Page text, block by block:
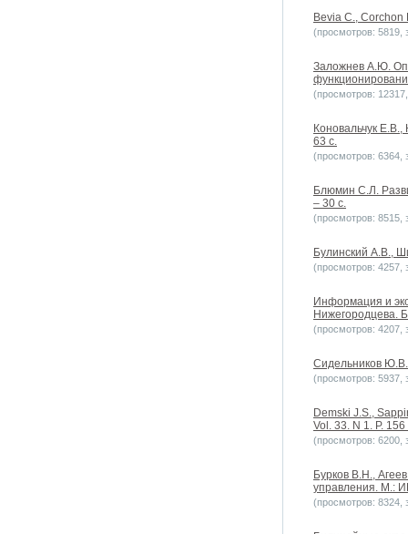
Bevia C.,
(просмотров: 5819,
Заложнев А.Ю.
(просмотров:
Коновальчук
63 с.
(просмотров: 6364,
Блюмин С.Л.
– 30 с.
(просмотров: 8515,
Булинский А.В.,
(просмотров: 4257,
Информация и
Нижегородцева.
(просмотров: 4207,
Сидельников
(просмотров: 5937,
Demski J.S.,
Vol. 33. N 1. P.
(просмотров: 6200,
Бурков В.Н.,
управления. М.:
(просмотров: 8324,